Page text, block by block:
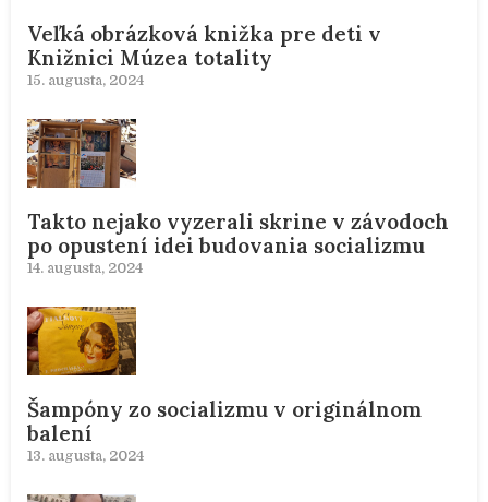
Veľká obrázková knižka pre deti v
Knižnici Múzea totality
15. augusta, 2024
Takto nejako vyzerali skrine v závodoch
po opustení idei budovania socializmu
14. augusta, 2024
Šampóny zo socializmu v originálnom
balení
13. augusta, 2024